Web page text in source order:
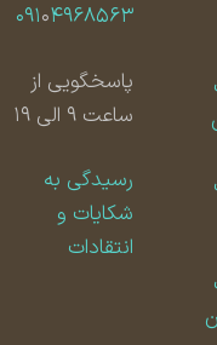
۰۹۱۰۴۹۶۸۵۶۳
پاسخگویی از
ساعت ۹ الی ۱۹
رسیدگی به
شکایات و
انتقادات